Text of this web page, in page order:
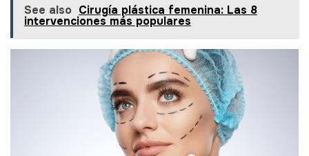
See also Cirugía plástica femenina: Las 8
intervenciones más populares